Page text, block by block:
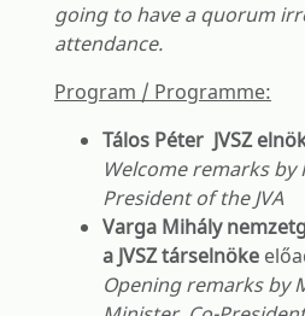
going to have a quorum
attendance.
Program / Programme:
Tálos Péter JVSZ
Welcome remarks by
President of the JVA
Varga Mihály
a JVSZ társelnöke
Opening remarks by